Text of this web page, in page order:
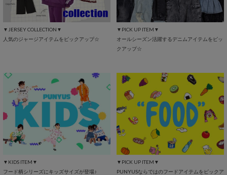
▼JERSEY COLLECTION▼
人気のジャージアイテムをピックアップ☆
▼PICK UP ITEM▼
オールシーズン活躍するデニムアイテムをピッ
クアップ☆
▼KIDS ITEM▼
フード柄シリーズにキッズサイズが登場♪
▼PICK UP ITEM▼
PUNYUSならではのフードアイテムをピックア